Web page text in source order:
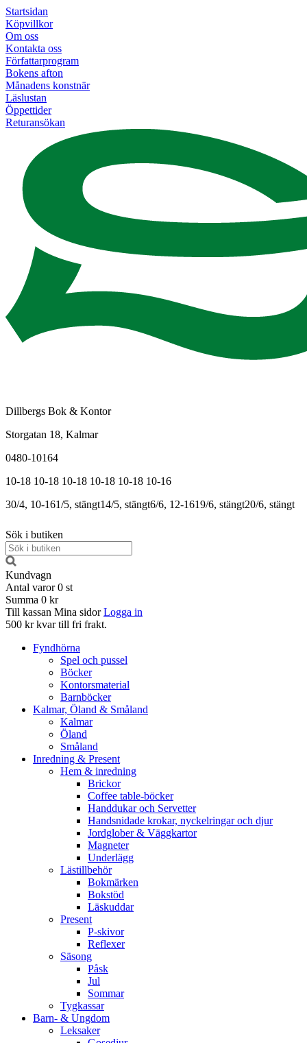
Startsidan
Köpvillkor
Om oss
Kontakta oss
Författarprogram
Bokens afton
Månadens konstnär
Läslustan
Öppettider
Returansökan
Dillbergs Bok & Kontor
Storgatan 18, Kalmar
0480-10164
10-18 10-18 10-18 10-18 10-18 10-16
30/4, 10-161/5, stängt14/5, stängt6/6, 12-1619/6, stängt20/6, stängt
Sök i butiken
Kundvagn
Antal varor 0 st
Summa 0 kr
Till kassan Mina sidor Logga in
500 kr kvar till fri frakt.
Fyndhörna
Spel och pussel
Böcker
Kontorsmaterial
Barnböcker
Kalmar, Öland & Småland
Kalmar
Öland
Småland
Inredning & Present
Hem & inredning
Brickor
Coffee table-böcker
Handdukar och Servetter
Handsnidade krokar, nyckelringar och djur
Jordglober & Väggkartor
Magneter
Underlägg
Lästillbehör
Bokmärken
Bokstöd
Läskuddar
Present
P-skivor
Reflexer
Säsong
Påsk
Jul
Sommar
Tygkassar
Barn- & Ungdom
Leksaker